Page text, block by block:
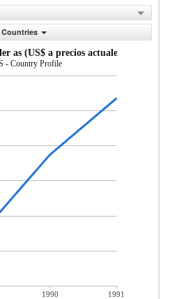
Countries
as (US$ a precios actuales)
- Country Profile
1990
1991